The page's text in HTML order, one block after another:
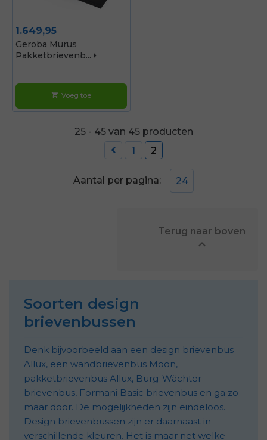
Prijs
1.649,95
Geroba Murus
Pakketbrievenb...
shopping_cart Voeg toe
25 - 45 van 45 producten
 1 2
Aantal per pagina: 24

Soorten design
brievenbussen
Denk bijvoorbeeld aan een design brievenbus
Allux, een wandbrievenbus Moon,
pakketbrievenbus Allux, Burg-Wächter
brievenbus, Formani Basic brievenbus en ga zo
maar door. De mogelijkheden zijn eindeloos.
Design brievenbussen zijn er daarnaast in
verschillende kleuren. Het is maar net welke